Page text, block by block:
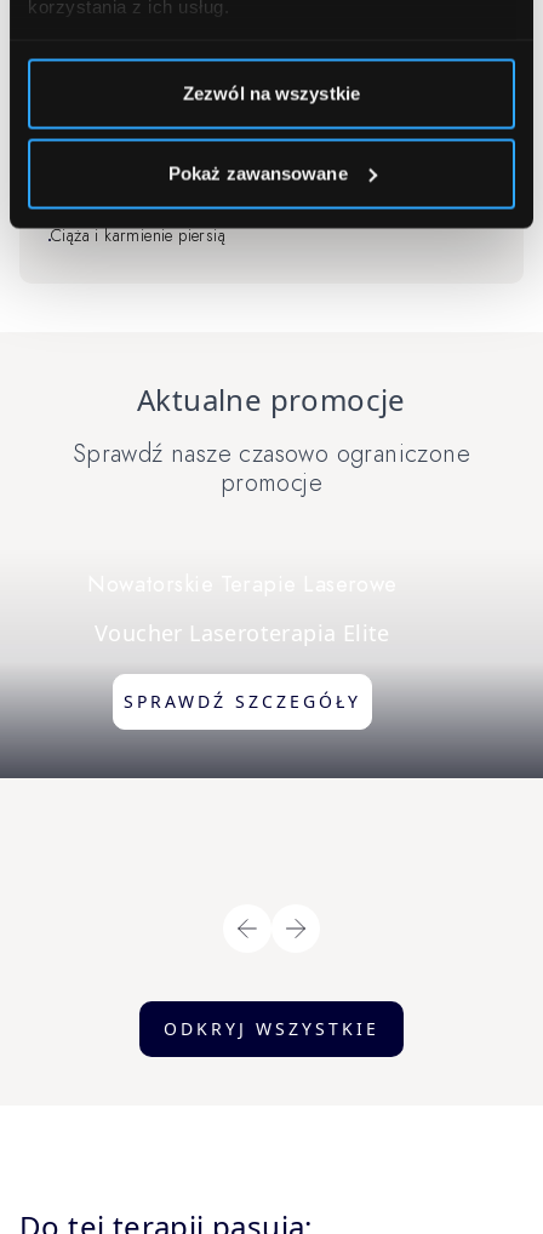
korzystania z ich usług.
Zezwól na wszystkie
Pokaż zawansowane
Skłonność do bliznowców
Aktywne infekcje skórne w leczonym obszarze
Aktywny trądzik, opryszczka, łuszczyca, bielactwo
Zaburzenia krzepliwości krwi
Ciąża i karmienie piersią
Aktualne promocje
Sprawdź nasze czasowo ograniczone
promocje
Voucher Laseroterapia Elite
SPRAWDŹ SZCZEGÓŁY
ODKRYJ WSZYSTKIE